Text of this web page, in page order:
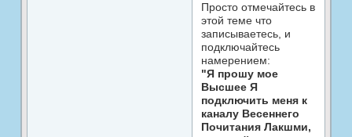
Просто отмечайтесь в
этой теме что
записываетесь, и
подключайтесь
намерением:
"Я прошу мое
Высшее Я
подключить меня к
каналу Весеннего
Почитания Лакшми,